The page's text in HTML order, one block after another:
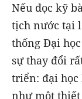
Nếu đọc kỹ
tịch nước tại
thống Đại
sự thay đổi
triển: đại học
như một thiết